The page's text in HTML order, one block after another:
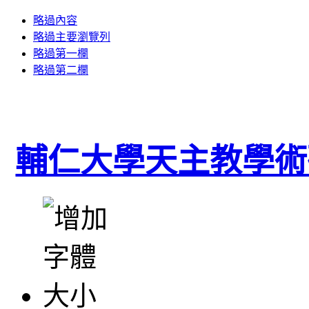
略過內容
略過主要瀏覽列
略過第一欄
略過第二欄
輔仁大學天主教學